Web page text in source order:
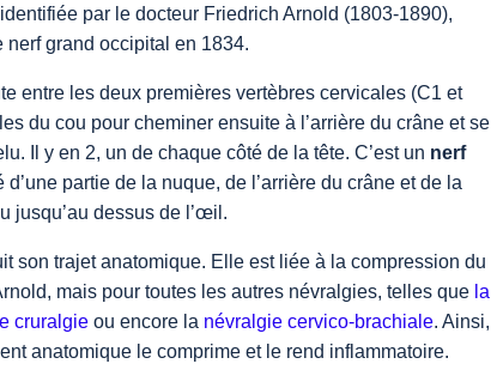
par le docteur Friedrich Arnold (1803-1890),
grand occipital en 1834.
entre les deux premières vertèbres cervicales (C1 et
du cou pour cheminer ensuite à l’arrière du crâne et se
Il y en 2, un de chaque côté de la tête. C’est un nerf
partie de la nuque, de l’arrière du crâne et de la
jusqu’au dessus de l’œil.
son trajet anatomique. Elle est liée à la compression du
mais pour toutes les autres névralgies, telles que la
cruralgie ou encore la névralgie cervico-brachiale. Ainsi,
anatomique le comprime et le rend inflammatoire.